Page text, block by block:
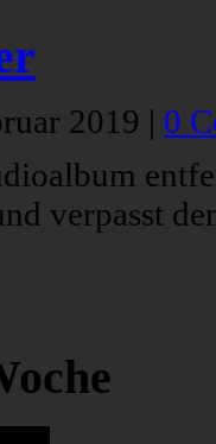
2019 | 0
verpasst